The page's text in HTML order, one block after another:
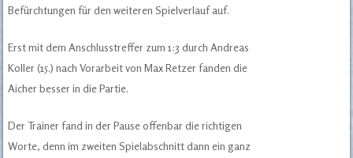
Befürchtungen für den weiteren Spielverlauf auf.
Erst mit dem Anschlusstreffer zum 1:3 durch Andreas
Koller (15.) nach Vorarbeit von Max Retzer fanden die
Aicher besser in die Partie.
Der Trainer fand in der Pause offenbar die richtigen
Worte, denn im zweiten Spielabschnitt dann ein ganz